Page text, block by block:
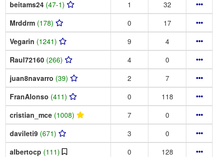
beitams24 (47-1) 1
32
Mrddrm (178) 0
17
Vegarin (1241) 9
4
Raul72160 (266) 4
0
juan8navarro (39) 2
7
FranAlonso (411) 0
118
cristian_mce (1008) 7
0
davileti9 (671) 3
0
albertocp (111) 0
128